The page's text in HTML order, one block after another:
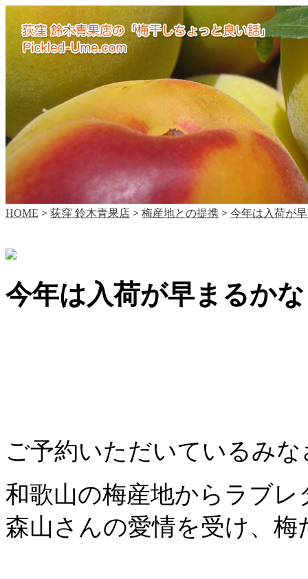
HOME > 荻窪 鈴木青果店 > 梅産地との提携 > 今年は入荷が
今年は入荷が早まるか
ご予約いただいているみな
和歌山の梅産地からラブ
森山さんの愛情を受け、